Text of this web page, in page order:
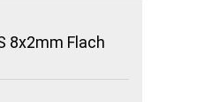
8x2mm Flach